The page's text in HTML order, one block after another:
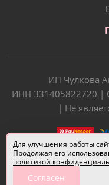
ИП Чулкова
ИНН 331405822720 |
| Не
Разработчик
Для улучшения работы
Продолжая его
политикой
Согласен